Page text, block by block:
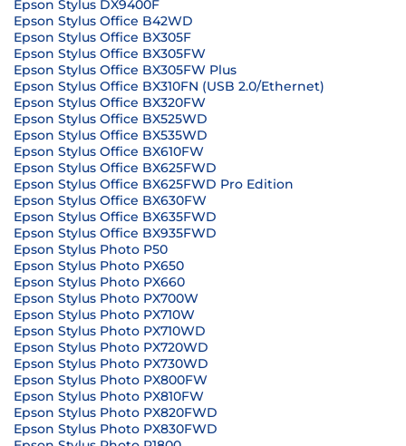
Epson Stylus DX9400F
Epson Stylus Office B42WD
Epson Stylus Office BX305F
Epson Stylus Office BX305FW
Epson Stylus Office BX305FW Plus
Epson Stylus Office BX310FN (USB 2.0/Ethernet)
Epson Stylus Office BX320FW
Epson Stylus Office BX525WD
Epson Stylus Office BX535WD
Epson Stylus Office BX610FW
Epson Stylus Office BX625FWD
Epson Stylus Office BX625FWD Pro Edition
Epson Stylus Office BX630FW
Epson Stylus Office BX635FWD
Epson Stylus Office BX935FWD
Epson Stylus Photo P50
Epson Stylus Photo PX650
Epson Stylus Photo PX660
Epson Stylus Photo PX700W
Epson Stylus Photo PX710W
Epson Stylus Photo PX710WD
Epson Stylus Photo PX720WD
Epson Stylus Photo PX730WD
Epson Stylus Photo PX800FW
Epson Stylus Photo PX810FW
Epson Stylus Photo PX820FWD
Epson Stylus Photo PX830FWD